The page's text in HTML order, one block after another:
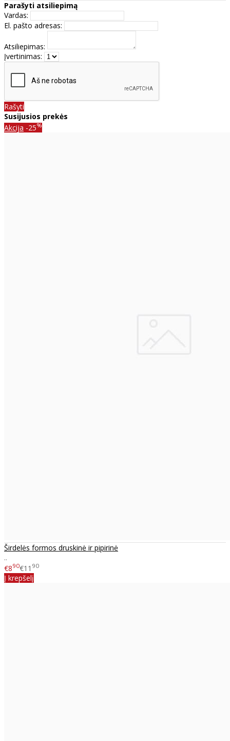
Parašyti atsiliepimą
Vardas:
El. pašto adresas:
Atsiliepimas:
Įvertinimas:
Rašyti
Susijusios prekės
Akcija -25%
Širdelės formos druskinė ir pipirinė
..
€890€11 90
Į krepšelį